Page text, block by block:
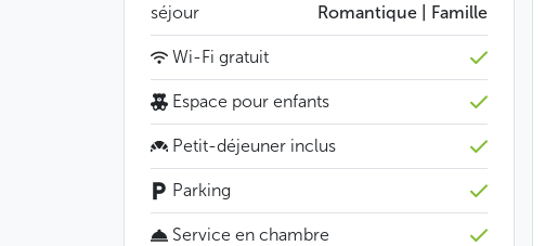
séjour
Romantique | Famille
Wi-Fi gratuit
Espace pour enfants
Petit-déjeuner inclus
Parking
Service en chambre